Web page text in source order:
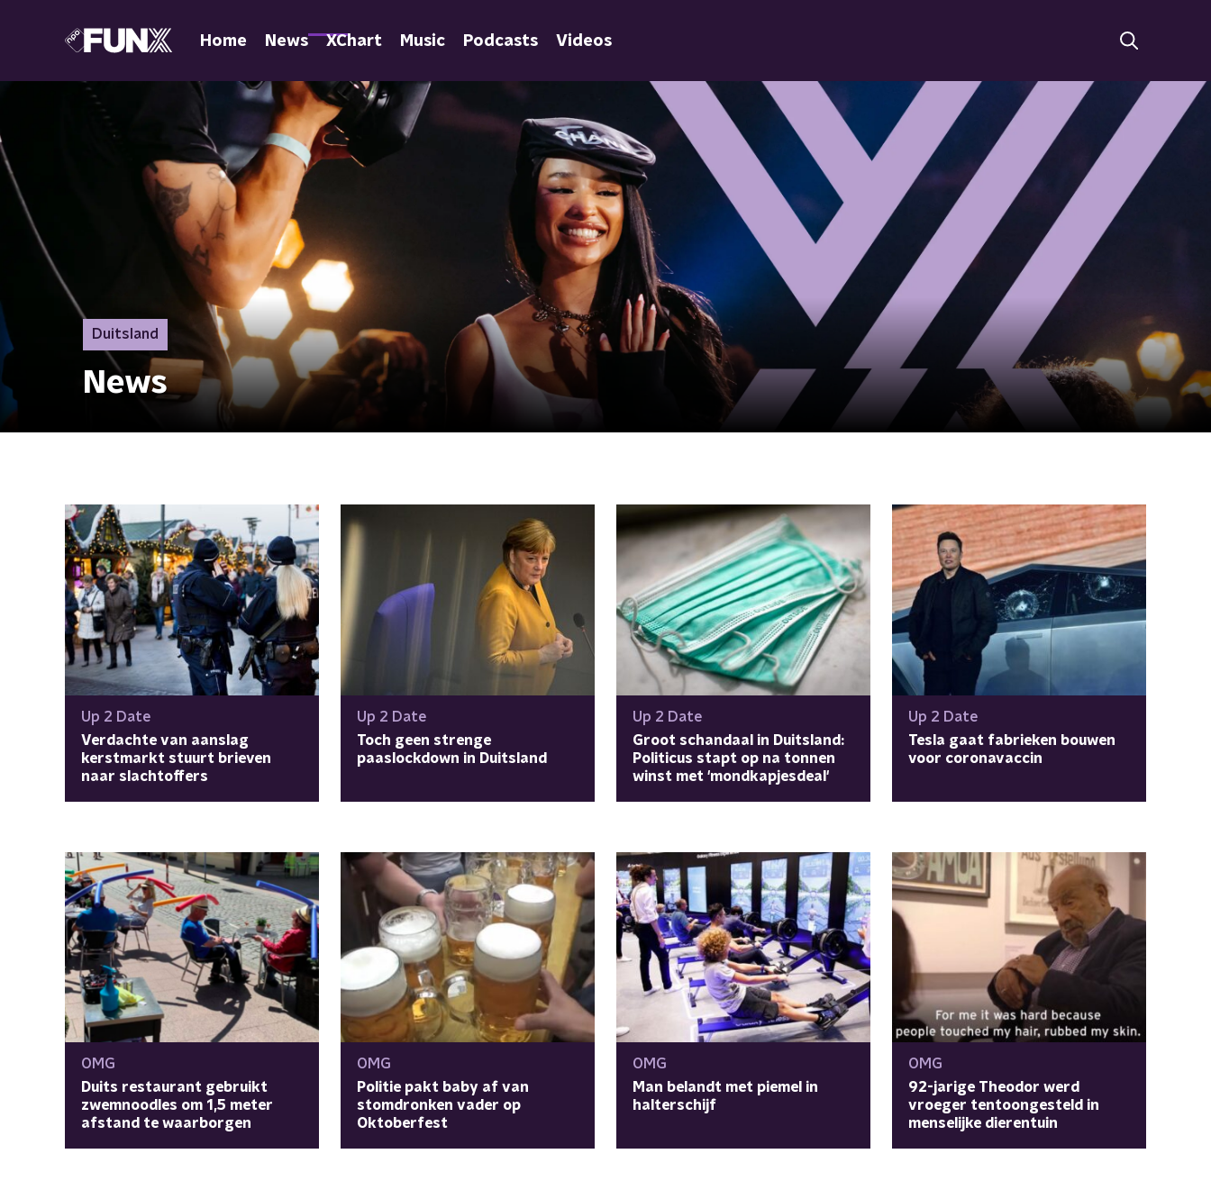
Home News XChart Music Podcasts Videos
Duitsland
News
Up 2 Date
Verdachte van aanslag
kerstmarkt stuurt brieven
naar slachtoffers
Up 2 Date
Toch geen strenge
paaslockdown in Duitsland
Up 2 Date
Groot schandaal in Duitsland:
Politicus stapt op na tonnen
winst met 'mondkapjesdeal'
Up 2 Date
Tesla gaat fabrieken bouwen
voor coronavaccin
OMG
Duits restaurant gebruikt
zwemnoodles om 1,5 meter
afstand te waarborgen
OMG
Politie pakt baby af van
stomdronken vader op
Oktoberfest
OMG
Man belandt met piemel in
halterschijf
OMG
92-jarige Theodor werd
vroeger tentoongesteld in
menselijke dierentuin